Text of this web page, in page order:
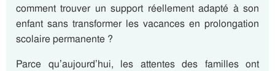
comment trouver un support réellement adapté à son
enfant sans transformer les vacances en prolongation
scolaire permanente ?
Parce qu’aujourd’hui, les attentes des familles ont